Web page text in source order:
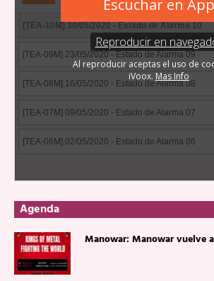
Agenda
Manowar: Manowar vuelve